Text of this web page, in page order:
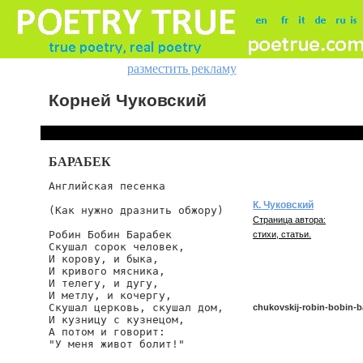
разместить рекламу
Корней Чуковский
БАРАБЕК
Английская песенка
(Как нужно дразнить обжору)
Робин Бобин Барабек
Скушал сорок человек,
И корову, и быка,
И кривого мясника,
И телегу, и дугу,
И метлу, и кочергу,
Скушал церковь, скушал дом,
И кузницу с кузнецом,
А потом и говорит:
"У меня живот болит!"
К. Чуковский
Страница автора:
стихи, статьи.
chukovskij-robin-bobin-